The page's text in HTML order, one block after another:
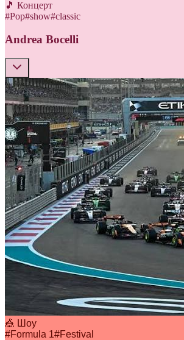
🎵 Концерт
#Pop#show#classic
Andrea Bocelli
🎪 Шоу
#Formula 1#Festival